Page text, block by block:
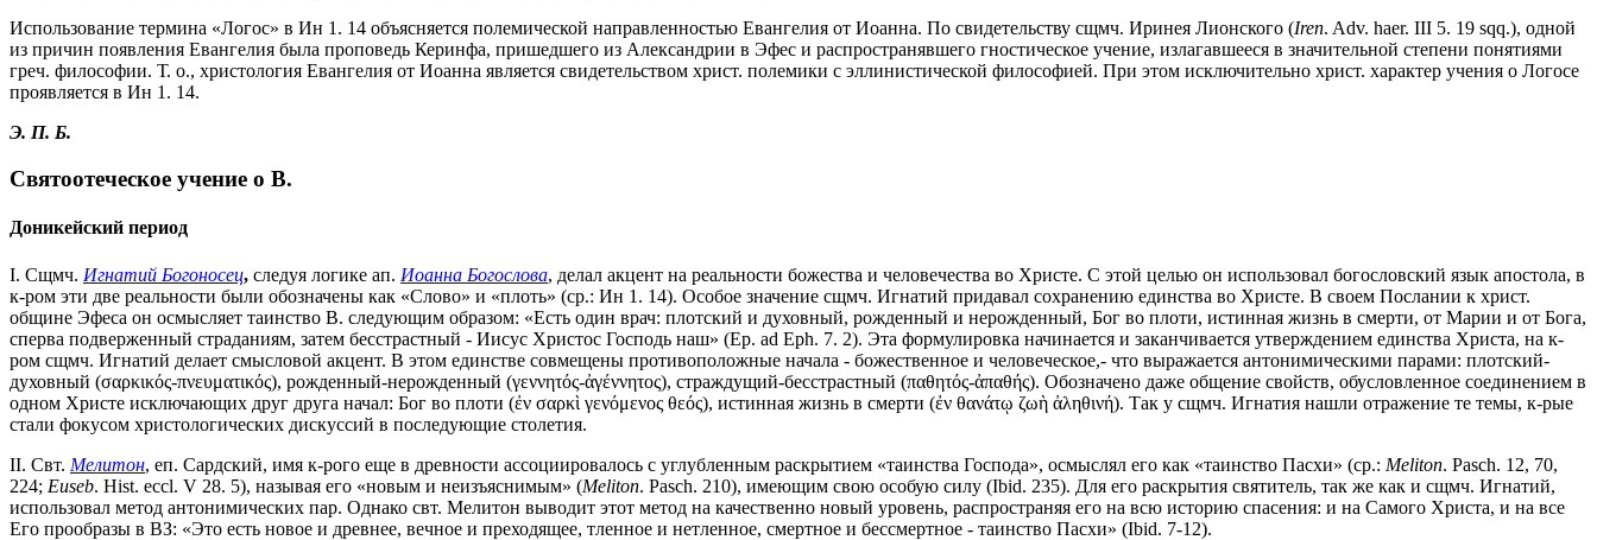
Использование термина «Логос» в Ин 1. 14 объясняется полемической направленностью Евангелия от Иоанна. По свидетельству сщмч. Иринея Лионского (Iren. Adv. haer. III 5. 19 sqq.), одной
из причин появления Евангелия была проповедь Керинфа, пришедшего из Александрии в Эфес и распространявшего гностическое учение, излагавшееся в значительной степени понятиями
греч. философии. Т. о., христология Евангелия от Иоанна является свидетельством христ. полемики с эллинистической философией. При этом исключительно христ. характер учения о Логосе
проявляется в Ин 1. 14.
Э. П. Б.
Святоотеческое учение о В.
Доникейский период
I. Сщмч. Игнатий Богоносец, следуя логике ап. Иоанна Богослова, делал акцент на реальности божества и человечества во Христе. С этой целью он использовал богословский язык апостола, в
к-ром эти две реальности были обозначены как «Слово» и «плоть» (ср.: Ин 1. 14). Особое значение сщмч. Игнатий придавал сохранению единства во Христе. В своем Послании к христ.
общине Эфеса он осмысляет таинство В. следующим образом: «Есть один врач: плотский и духовный, рожденный и нерожденный, Бог во плоти, истинная жизнь в смерти, от Марии и от Бога,
сперва подверженный страданиям, затем бесстрастный - Иисус Христос Господь наш» (Ep. ad Eph. 7. 2). Эта формулировка начинается и заканчивается утверждением единства Христа, на к-
ром сщмч. Игнатий делает смысловой акцент. В этом единстве совмещены противоположные начала - божественное и человеческое,- что выражается антонимическими парами: плотский-
духовный (σαρκικός-πνευματικός), рожденный-нерожденный (γεννητός-ἀγέννητος), страждущий-бесстрастный (παθητός-ἀπαθής). Обозначено даже общение свойств, обусловленное соединением в
одном Христе исключающих друг друга начал: Бог во плоти (ἐν σαρκὶ γενόμενος θεός), истинная жизнь в смерти (ἐν θανάτῳ ζωὴ ἀληθινή). Так у сщмч. Игнатия нашли отражение те темы, к-рые
стали фокусом христологических дискуссий в последующие столетия.
II. Свт. Мелитон, еп. Сардский, имя к-рого еще в древности ассоциировалось с углубленным раскрытием «таинства Господа», осмыслял его как «таинство Пасхи» (ср.: Meliton. Pasch. 12, 70,
224; Euseb. Hist. eccl. V 28. 5), называя его «новым и неизъяснимым» (Meliton. Pasch. 210), имеющим свою особую силу (Ibid. 235). Для его раскрытия святитель, так же как и сщмч. Игнатий,
использовал метод антонимических пар. Однако свт. Мелитон выводит этот метод на качественно новый уровень, распространяя его на всю историю спасения: и на Самого Христа, и на все
Его прообразы в ВЗ: «Это есть новое и древнее, вечное и преходящее, тленное и нетленное, смертное и бессмертное - таинство Пасхи» (Ibid. 7-12).